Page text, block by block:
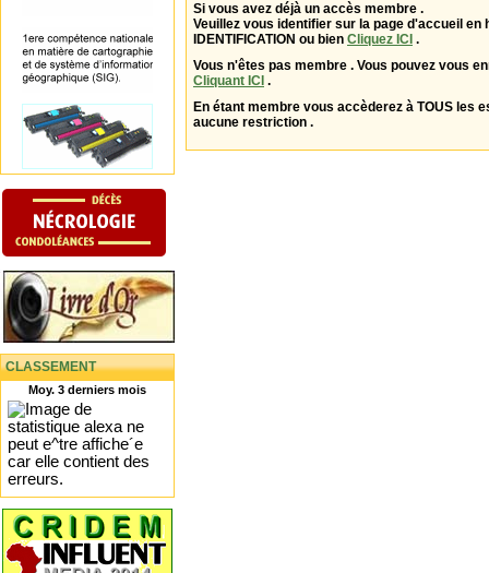
CLASSEMENT
Moy. 3 derniers mois
Si vous avez déjà un accès membre .
Veuillez vous identifier sur la page d'accueil en
IDENTIFICATION ou bien Cliquez ICI .
Vous n'êtes pas membre . Vous pouvez vous
Cliquant ICI .
En étant membre vous accèderez à TOUS les
aucune restriction .